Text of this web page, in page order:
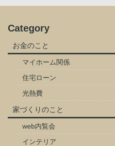
Category
お金のこと
マイホーム関係
住宅ローン
光熱費
家づくりのこと
web内覧会
インテリア